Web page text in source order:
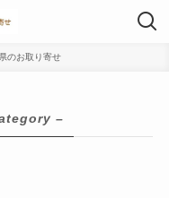
のお取り寄せ
–